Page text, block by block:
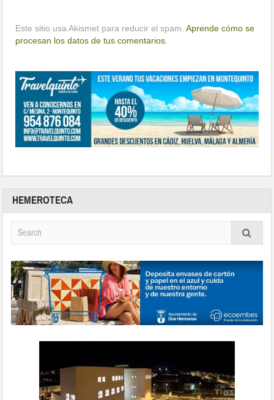
Este sitio usa Akismet para reducir el spam.Aprende cómo se
procesan los datos de tus comentarios.
HEMEROTECA